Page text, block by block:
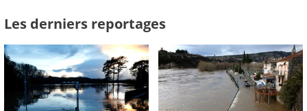
Les derniers reportages